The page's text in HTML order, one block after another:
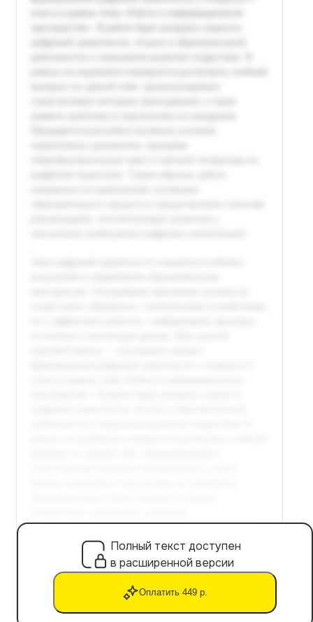
Полный текст доступен
в расширенной версии
Оплатить 449 р.